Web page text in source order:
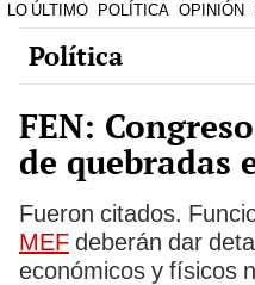
LO ÚLTIMO POLÍTICA OPINIÓN
Política
FEN:
de quebradas
Fueron citados.
MEF deberán dar
económicos y físicos